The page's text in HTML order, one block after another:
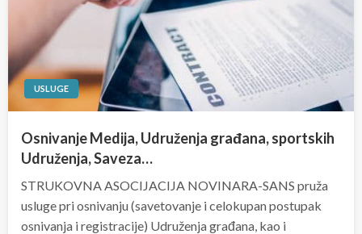
USLUGE
Osnivanje Medija, Udruženja građana, sportskih
Udruženja, Saveza…
STRUKOVNA ASOCIJACIJA NOVINARA-SANS pruža
usluge pri osnivanju (savetovanje i celokupan postupak
osnivanja i registracije) Udruženja građana, kao i